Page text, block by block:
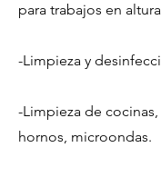
para trabajos en
-Limpieza y
-Limpieza de cocinas,
hornos, microondas.